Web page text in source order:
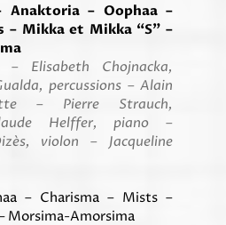
Anaktoria – Oophaa –
– Mikka et Mikka “S” –
– Elisabeth Chojnacka,
percussions –Alain
– Pierre Strauch,
Helffer, piano –
violon –Jacqueline
– Charisma – Mists –
Morsima-Amorsima